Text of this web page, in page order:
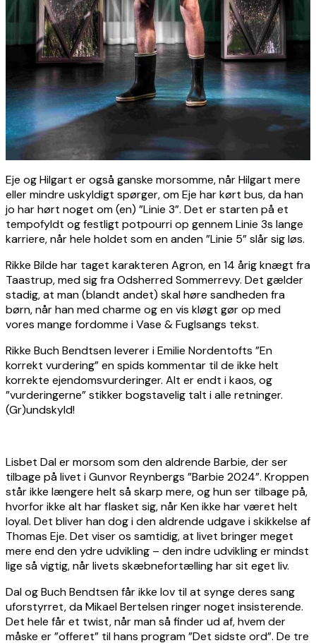
Eje og Hilgart er også ganske morsomme, når Hilgart mere
eller mindre uskyldigt spørger, om Eje har kørt bus, da han
jo har hørt noget om (en) ”Linie 3”. Det er starten på et
tempofyldt og festligt potpourri op gennem Linie 3s lange
karriere, når hele holdet som en anden ”Linie 5” slår sig løs.
Rikke Bilde har taget karakteren Agron, en 14 årig knægt fra
Taastrup, med sig fra Odsherred Sommerrevy. Det gælder
stadig, at man (blandt andet) skal høre sandheden fra
børn, når han med charme og en vis kløgt gør op med
vores mange fordomme i Vase & Fuglsangs tekst.
Rikke Buch Bendtsen leverer i Emilie Nordentofts ”En
korrekt vurdering” en spids kommentar til de ikke helt
korrekte ejendomsvurderinger. Alt er endt i kaos, og
”vurderingerne” stikker bogstavelig talt i alle retninger.
(Gr)undskyld!
Lisbet Dal er morsom som den aldrende Barbie, der ser
tilbage på livet i Gunvor Reynbergs ”Barbie 2024”. Kroppen
står ikke længere helt så skarp mere, og hun ser tilbage på,
hvorfor ikke alt har flasket sig, når Ken ikke har været helt
loyal. Det bliver han dog i den aldrende udgave i skikkelse af
Thomas Eje. Det viser os samtidig, at livet bringer meget
mere end den ydre udvikling – den indre udvikling er mindst
lige så vigtig, når livets skæbnefortælling har sit eget liv.
Dal og Buch Bendtsen får ikke lov til at synge deres sang
uforstyrret, da Mikael Bertelsen ringer noget insisterende.
Det hele får et twist, når man så finder ud af, hvem der
måske er ”offeret” til hans program ”Det sidste ord”. De tre